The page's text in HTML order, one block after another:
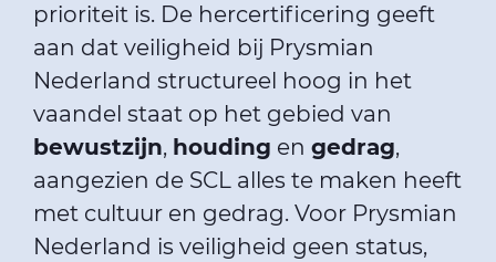
prioriteit is. De hercertificering geeft
aan dat veiligheid bij Prysmian
Nederland structureel hoog in het
vaandel staat op het gebied van
bewustzijn, houding en gedrag,
aangezien de SCL alles te maken heeft
met cultuur en gedrag. Voor Prysmian
Nederland is veiligheid geen status,